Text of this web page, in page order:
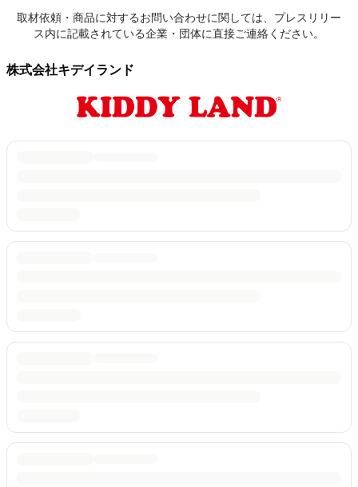
取材依頼・商品に対するお問い合わせに関しては、プレスリリー
ス内に記載されている企業・団体に直接ご連絡ください。
株式会社キデイランド